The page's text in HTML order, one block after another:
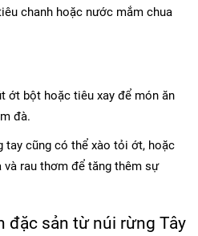
chanh hoặc nước mắm chua
ớt bột hoặc tiêu xay để món ăn
đà.
tay cũng có thể xào tỏi ớt, hoặc
và rau thơm để tăng thêm sự
đặc sản từ núi rừng Tây